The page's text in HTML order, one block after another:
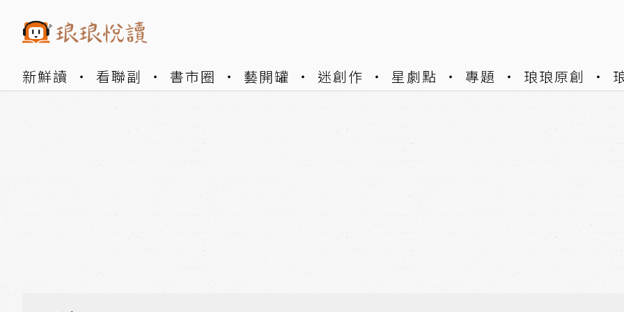
新鮮讀 看聯副 書市圈 藝開罐 迷創作 星劇點 專題 琅琅原創